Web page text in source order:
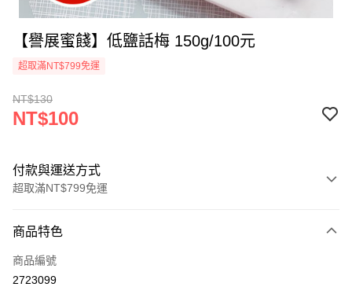
【譽展蜜餞】低鹽話梅 150g/100元
超取滿NT$799免運
NT$130
NT$100
付款與運送方式
超取滿NT$799免運
信用卡一次付款
超商取貨付款
商品特色
商品編號
2723099